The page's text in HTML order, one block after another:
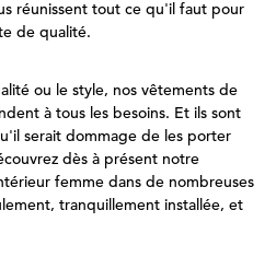
réunissent tout ce qu'il faut pour
de qualité.
ou le style, nos vêtements de
à tous les besoins. Et ils sont
serait dommage de les porter
dès à présent notre
femme dans de nombreuses
tranquillement installée, et